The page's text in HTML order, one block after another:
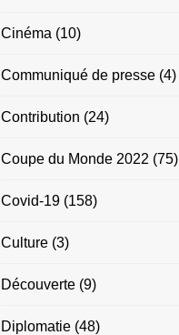
Cinéma (10)
Communiqué de presse (4)
Contribution (24)
Coupe du Monde 2022 (75)
Covid-19 (158)
Culture (3)
Découverte (9)
Diplomatie (48)